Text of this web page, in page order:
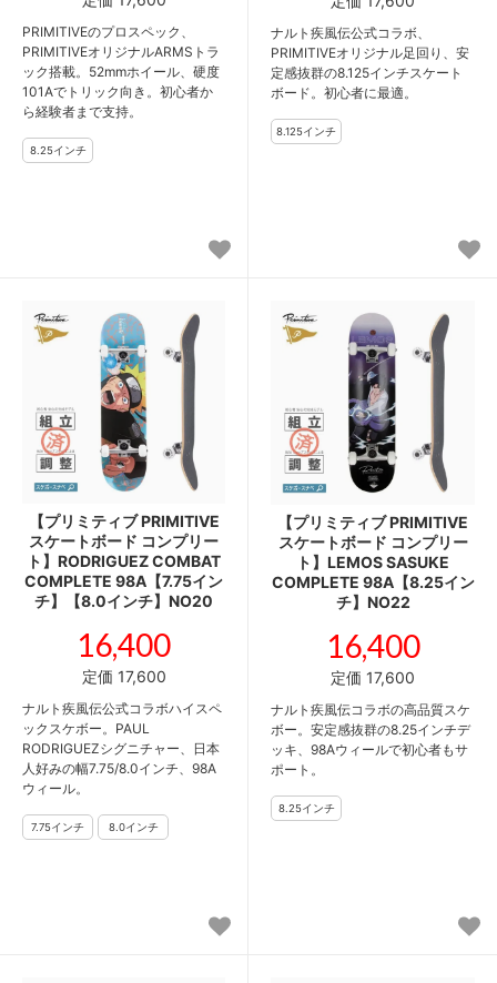
PRIMITIVEのプロスペック、
PRIMITIVEオリジナルARMSトラ
ック搭載。52mmホイール、硬度
101Aでトリック向き。初心者か
ら経験者まで支持。
ナルト疾風伝公式コラボ、
PRIMITIVEオリジナル足回り、安
定感抜群の8.125インチスケート
ボード。初心者に最適。
【プリミティブ PRIMITIVE
スケートボード コンプリー
ト】RODRIGUEZ COMBAT
COMPLETE 98A【7.75イン
チ】【8.0インチ】NO20
16,400
定価 17,600
ナルト疾風伝公式コラボハイスペ
ックスケボー。PAUL
RODRIGUEZシグニチャー、日本
人好みの幅7.75/8.0インチ、98A
ウィール。
【プリミティブ PRIMITIVE
スケートボード コンプリー
ト】LEMOS SASUKE
COMPLETE 98A【8.25イン
チ】NO22
16,400
定価 17,600
ナルト疾風伝コラボの高品質スケ
ボー。安定感抜群の8.25インチデ
ッキ、98Aウィールで初心者もサ
ポート。